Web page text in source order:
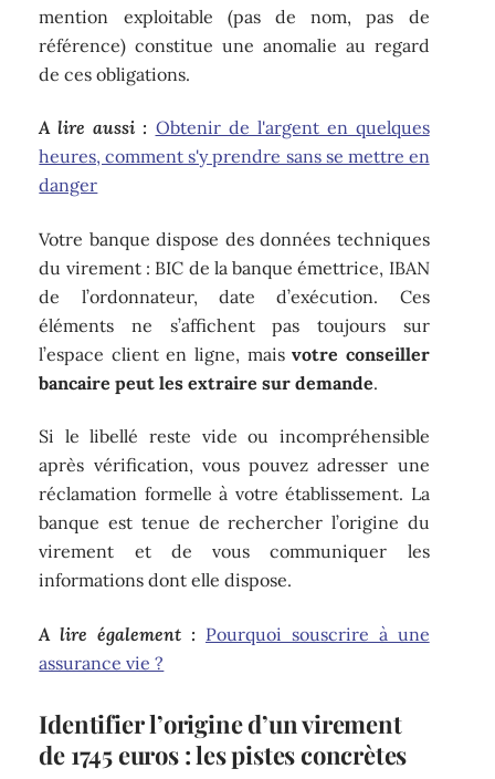
mention exploitable (pas de nom, pas de
référence) constitue une anomalie au regard
de ces obligations.
A lire aussi : Obtenir de l'argent en quelques
heures, comment s'y prendre sans se mettre en
danger
Votre banque dispose des données techniques
du virement : BIC de la banque émettrice, IBAN
de l’ordonnateur, date d’exécution. Ces
éléments ne s’affichent pas toujours sur
l’espace client en ligne, maisvotre conseiller
bancaire peut les extraire sur demande.
Si le libellé reste vide ou incompréhensible
après vérification, vous pouvez adresser une
réclamation formelle à votre établissement. La
banque est tenue de rechercher l’origine du
virement et de vous communiquer les
informations dont elle dispose.
A lire également : Pourquoi souscrire à une
assurance vie ?
Identifier l’origine d’un virement
de 1745 euros : les pistes concrètes